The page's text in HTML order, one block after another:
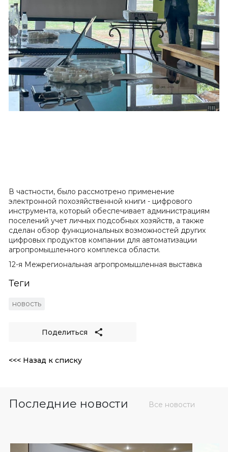
В частности, было рассмотрено применение
электронной похозяйственной книги - цифрового
инструмента, который обеспечивает администрациям
поселений учет личных подсобных хозяйств, а также
сделан обзор функциональных возможностей других
цифровых продуктов компании для автоматизации
агропромышленного комплекса области.
12-я Межрегиональная агропромышленная выставка
Теги
новость
Поделиться
<<< Назад к списку
Последние новости Все новости